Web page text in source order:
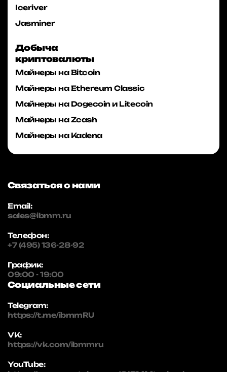
Iceriver
Jasminer
Добыча
криптовалюты
Майнеры на Bitcoin
Майнеры на Ethereum Classic
Майнеры на Dogecoin и Litecoin
Майнеры на Zcash
Майнеры на Kadena
Связаться с нами
Email:
sales@ibmm.ru
Телефон:
+7 (495) 136-28-92
График:
09:00 - 19:00
Социальные сети
Telegram:
https://t.me/ibmmRU
VK:
https://vk.com/ibmmru
YouTube: